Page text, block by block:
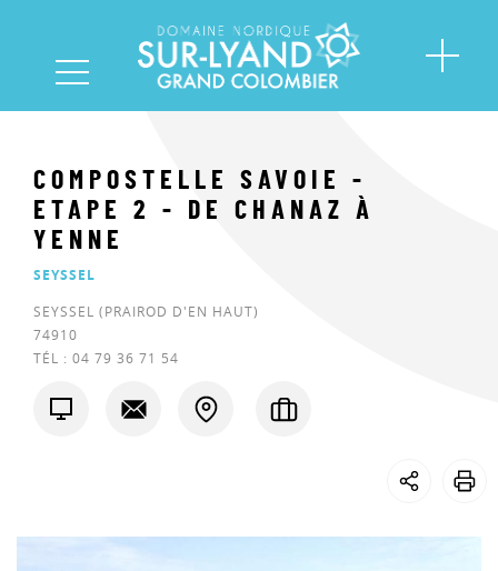
COMPOSTELLE SAVOIE -
ETAPE 2 - DE CHANAZ À
YENNE
SEYSSEL
SEYSSEL (PRAIROD D'EN HAUT)
74910
TÉL : 04 79 36 71 54